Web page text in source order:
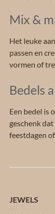
Mix &
Het leuke
passen en
vormen of
Bedels
Een bedel is
geschenk
feestdagen
JEWELS